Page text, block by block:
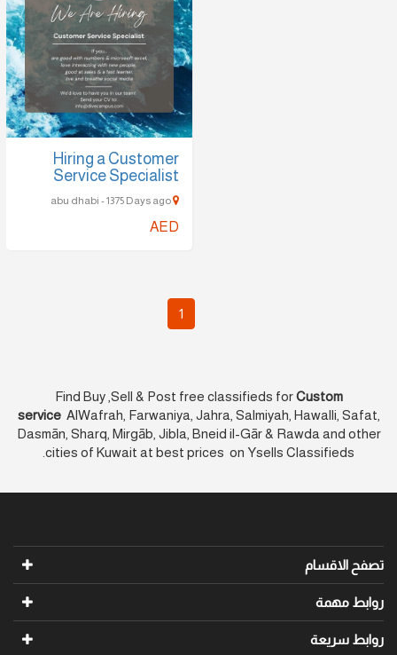
Hiring a Customer
Service Specialist
AED
1
Find Buy ,Sell & Post free classifieds forCustom
service AlWafrah, Farwaniya, Jahra, Salmiyah, Hawalli, Safat,
Dasmān, Sharq, Mirgāb, Jibla, Bneid il-Gār & Rawda and other
cities of Kuwait at best prices on Ysells Classifieds.
تصفح الاقسام
روابط مهمة
روابط سريعة